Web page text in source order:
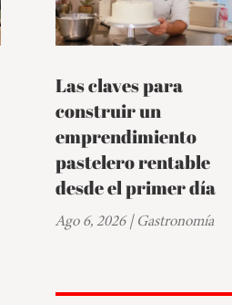
Las claves para
construir un
emprendimiento
pastelero rentable
desde el primer día
Ago 6, 2026|Gastronomía